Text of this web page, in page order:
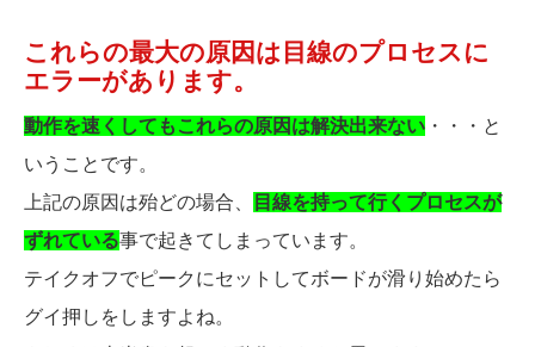
これらの最大の原因は目線のプロセスに
エラーがあります。
動作を速くしてもこれらの原因は解決出来ない ・・・と
いうことです。
上記の原因は殆どの場合、
目線を持って行くプロセスが
ずれている事で起きてしまっています。
テイクオフでピークにセットしてボードが滑り始めたら
グイ押しをしますよね。